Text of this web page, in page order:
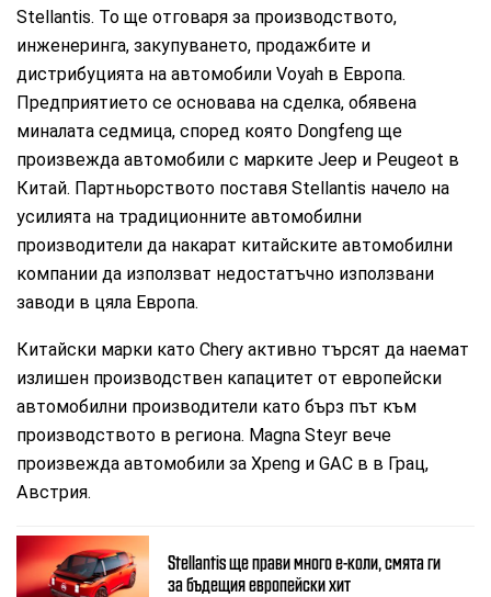
Stellantis. То ще отговаря за производството,
инженеринга, закупуването, продажбите и
дистрибуцията на автомобили Voyah в Европа.
Предприятието се основава на сделка, обявена
миналата седмица, според която Dongfeng ще
произвежда автомобили с марките Jeep и Peugeot в
Китай. Партньорството поставя Stellantis начело на
усилията на традиционните автомобилни
производители да накарат китайските автомобилни
компании да използват недостатъчно използвани
заводи в цяла Европа.
Китайски марки като Chery активно търсят да наемат
излишен производствен капацитет от европейски
автомобилни производители като бърз път към
производството в региона. Magna Steyr вече
произвежда автомобили за Xpeng и GAC в в Грац,
Австрия.
Stellantis ще прави много е-коли, смята ги
за бъдещия европейски хит